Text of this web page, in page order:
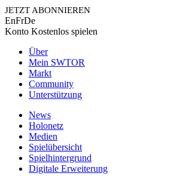
JETZT ABONNIEREN
EnFrDe
Konto Kostenlos spielen
Über
Mein SWTOR
Markt
Community
Unterstützung
News
Holonetz
Medien
Spielübersicht
Spielhintergrund
Digitale Erweiterung